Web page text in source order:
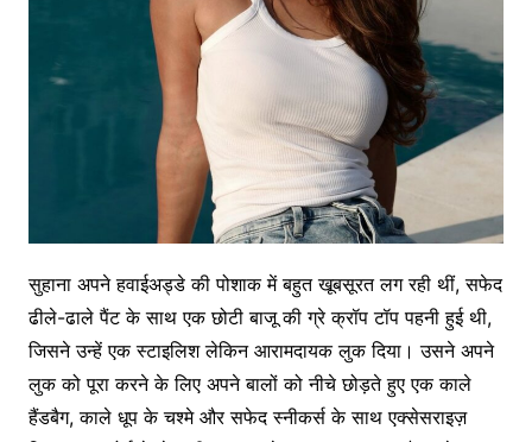
सुहाना अपने हवाईअड्डे की पोशाक में बहुत खूबसूरत लग रही थीं, सफेद
ढीले-ढाले पैंट के साथ एक छोटी बाजू की ग्रे क्रॉप टॉप पहनी हुई थी,
जिसने उन्हें एक स्टाइलिश लेकिन आरामदायक लुक दिया। उसने अपने
लुक को पूरा करने के लिए अपने बालों को नीचे छोड़ते हुए एक काले
हैंडबैग, काले धूप के चश्मे और सफेद स्नीकर्स के साथ एक्सेसराइज़